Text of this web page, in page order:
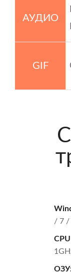
АУДИО
GIF
/ 7 /